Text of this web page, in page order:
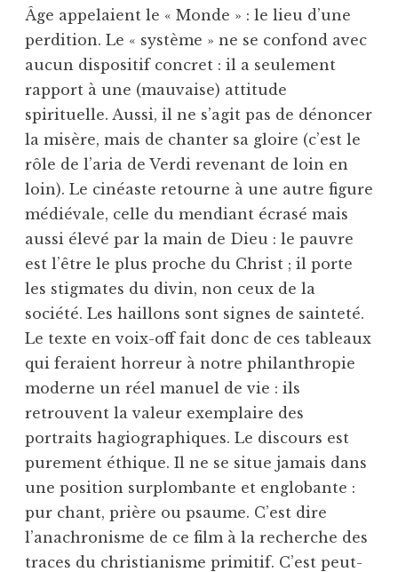
Âge appelaient le « Monde » : le lieu d’une
perdition. Le « système » ne se confond avec
aucun dispositif concret : il a seulement
rapport à une (mauvaise) attitude
spirituelle. Aussi, il ne s’agit pas de dénoncer
la misère, mais de chanter sa gloire (c’est le
rôle de l’aria de Verdi revenant de loin en
loin). Le cinéaste retourne à une autre figure
médiévale, celle du mendiant écrasé mais
aussi élevé par la main de Dieu : le pauvre
est l’être le plus proche du Christ ; il porte
les stigmates du divin, non ceux de la
société. Les haillons sont signes de sainteté.
Le texte en voix-off fait donc de ces tableaux
qui feraient horreur à notre philanthropie
moderne un réel manuel de vie : ils
retrouvent la valeur exemplaire des
portraits hagiographiques. Le discours est
purement éthique. Il ne se situe jamais dans
une position surplombante et englobante :
pur chant, prière ou psaume. C’est dire
l’anachronisme de ce film à la recherche des
traces du christianisme primitif. C’est peut-